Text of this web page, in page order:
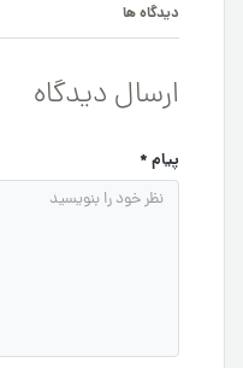
دیدگاه ها
ارسال دیدگاه
پیام*